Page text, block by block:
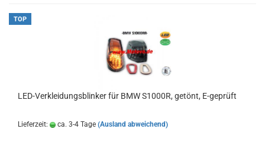
TOP
LED-Verkleidungsblinker für BMW S1000R, getönt, E-geprüft
Lieferzeit: ca. 3-4 Tage (Ausland abweichend)